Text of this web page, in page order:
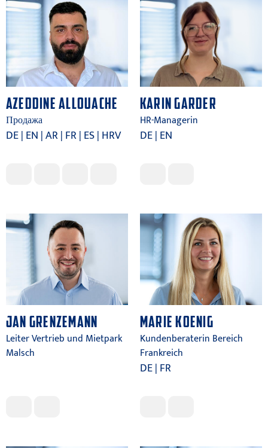
AZEDDINE ALLOUACHE
Продажа
DE | EN | AR | FR | ES | HRV
KARIN GARDER
HR-Managerin
DE | EN
JAN GRENZEMANN
Leiter Vertrieb und Mietpark
Malsch
MARIE KOENIG
Kundenberaterin Bereich
Frankreich
DE | FR